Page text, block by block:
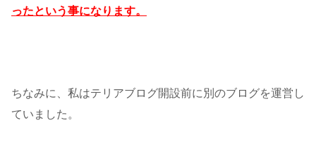
ったという事になります。
ちなみに、私はテリアブログ開設前に別のブログを運営し
ていました。